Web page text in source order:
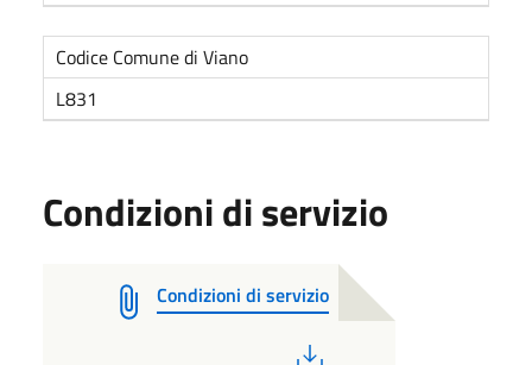
Codice Comune di Viano
L831
Condizioni di servizio
Condizioni di servizio